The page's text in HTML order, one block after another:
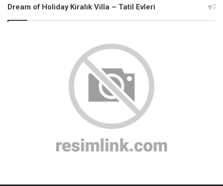
Dream of Holiday Kiralık Villa – Tatil Evleri